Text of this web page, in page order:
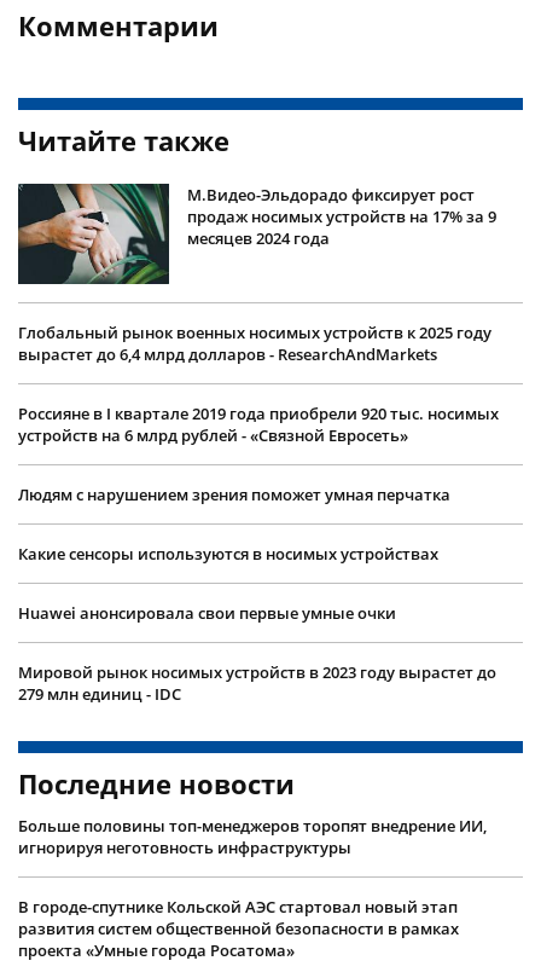
Комментарии
Читайте также
М.Видео-Эльдорадо фиксирует рост
продаж носимых устройств на 17% за 9
месяцев 2024 года
Глобальный рынок военных носимых устройств к 2025 году
вырастет до 6,4 млрд долларов - ResearchAndMarkets
Россияне в I квартале 2019 года приобрели 920 тыс. носимых
устройств на 6 млрд рублей - «Связной Евросеть»
Людям с нарушением зрения поможет умная перчатка
Какие сенсоры используются в носимых устройствах
Huawei анонсировала свои первые умные очки
Мировой рынок носимых устройств в 2023 году вырастет до
279 млн единиц - IDC
Последние новости
Больше половины топ-менеджеров торопят внедрение ИИ,
игнорируя неготовность инфраструктуры
В городе-спутнике Кольской АЭС стартовал новый этап
развития систем общественной безопасности в рамках
проекта «Умные города Росатома»